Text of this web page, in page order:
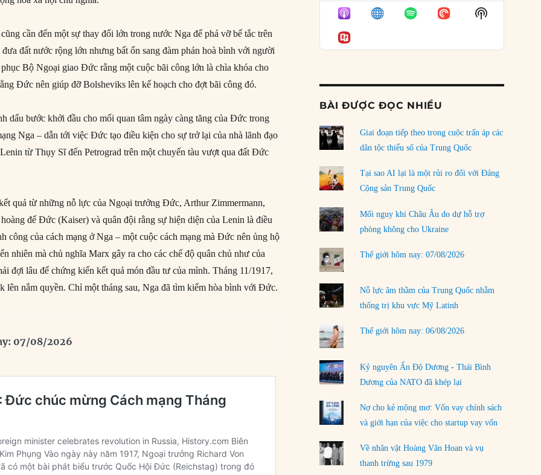
cần đến một sự thay đổi lớn trong nước Nga để phá vỡ bế tắc trên
đất nước rộng lớn nhưng bất ổn sang đàm phán hoà bình với người
Bộ Ngoại giao Đức rằng một cuộc bãi công lớn là chìa khóa cho
Đức nên giúp đỡ Bolsheviks lên kế hoạch cho đợt bãi công đó.
dấu bước khởi đầu cho mối quan tâm ngày càng tăng của Đức trong
Nga – dẫn tới việc Đức tạo điều kiện cho sự trở lại của nhà lãnh đạo
từ Thụy Sĩ đến Petrograd trên một chuyến tàu vượt qua đất Đức
quả từ những nỗ lực của Ngoại trưởng Đức, Arthur Zimmermann,
đế Đức (Kaiser) và quân đội rằng sự hiện diện của Lenin là điều
công của cách mạng ở Nga – một cuộc cách mạng mà Đức nên ủng hộ
nhiên mà chủ nghĩa Marx gây ra cho các chế độ quân chủ như của
đợi lâu để chứng kiến kết quả món đầu tư của mình. Tháng 11/1917,
lên nắm quyền. Chỉ một tháng sau, Nga đã tìm kiếm hòa bình với Đức.
07/08/2026
Tại sao Trung Quốc phủ nhận cuộc gặp với
Ngoại trưởng Nhật Bản?
04/08/2026
03/08/2026
Đặt cược vào thất bại: Các quỹ đầu tư mạo
rủi ro
02/08/2026
Làm thế nào để kết thúc Chiến tranh Iran?
01/08/2026
Chiến lược kế tiếp của Bắc Kinh ở Biển Đông
31/07/2026
Trật tự thế giới mới: Các nước nhỏ sẽ luôn
phải chịu đựng?
30/07/2026
LOAD MORE
EPISODE
EPISODES
LIST
EPISODE
Show
Podcast
BÀI ĐƯỢC ĐỌC NHIỀU
Giai đoạn tiếp theo trong cuộc trấn áp các
dân tộc thiểu số của Trung Quốc
Tại sao AI lại là một rủi ro đối với Đảng
Cộng sản Trung Quốc
Mối nguy khi Châu Âu do dự hỗ trợ
phòng không cho Ukraine
Thế giới hôm nay: 07/08/2026
Nỗ lực âm thầm của Trung Quốc nhằm
thống trị khu vực Mỹ Latinh
Thế giới hôm nay: 06/08/2026
Kỷ nguyên Ấn Độ Dương - Thái Bình
Dương của NATO đã khép lại
Nợ cho kẻ mộng mơ: Vốn vay chính sách
và giới hạn của việc cho startup vay vốn
Về nhân vật Hoàng Văn Hoan và vụ
thanh trừng sau 1979